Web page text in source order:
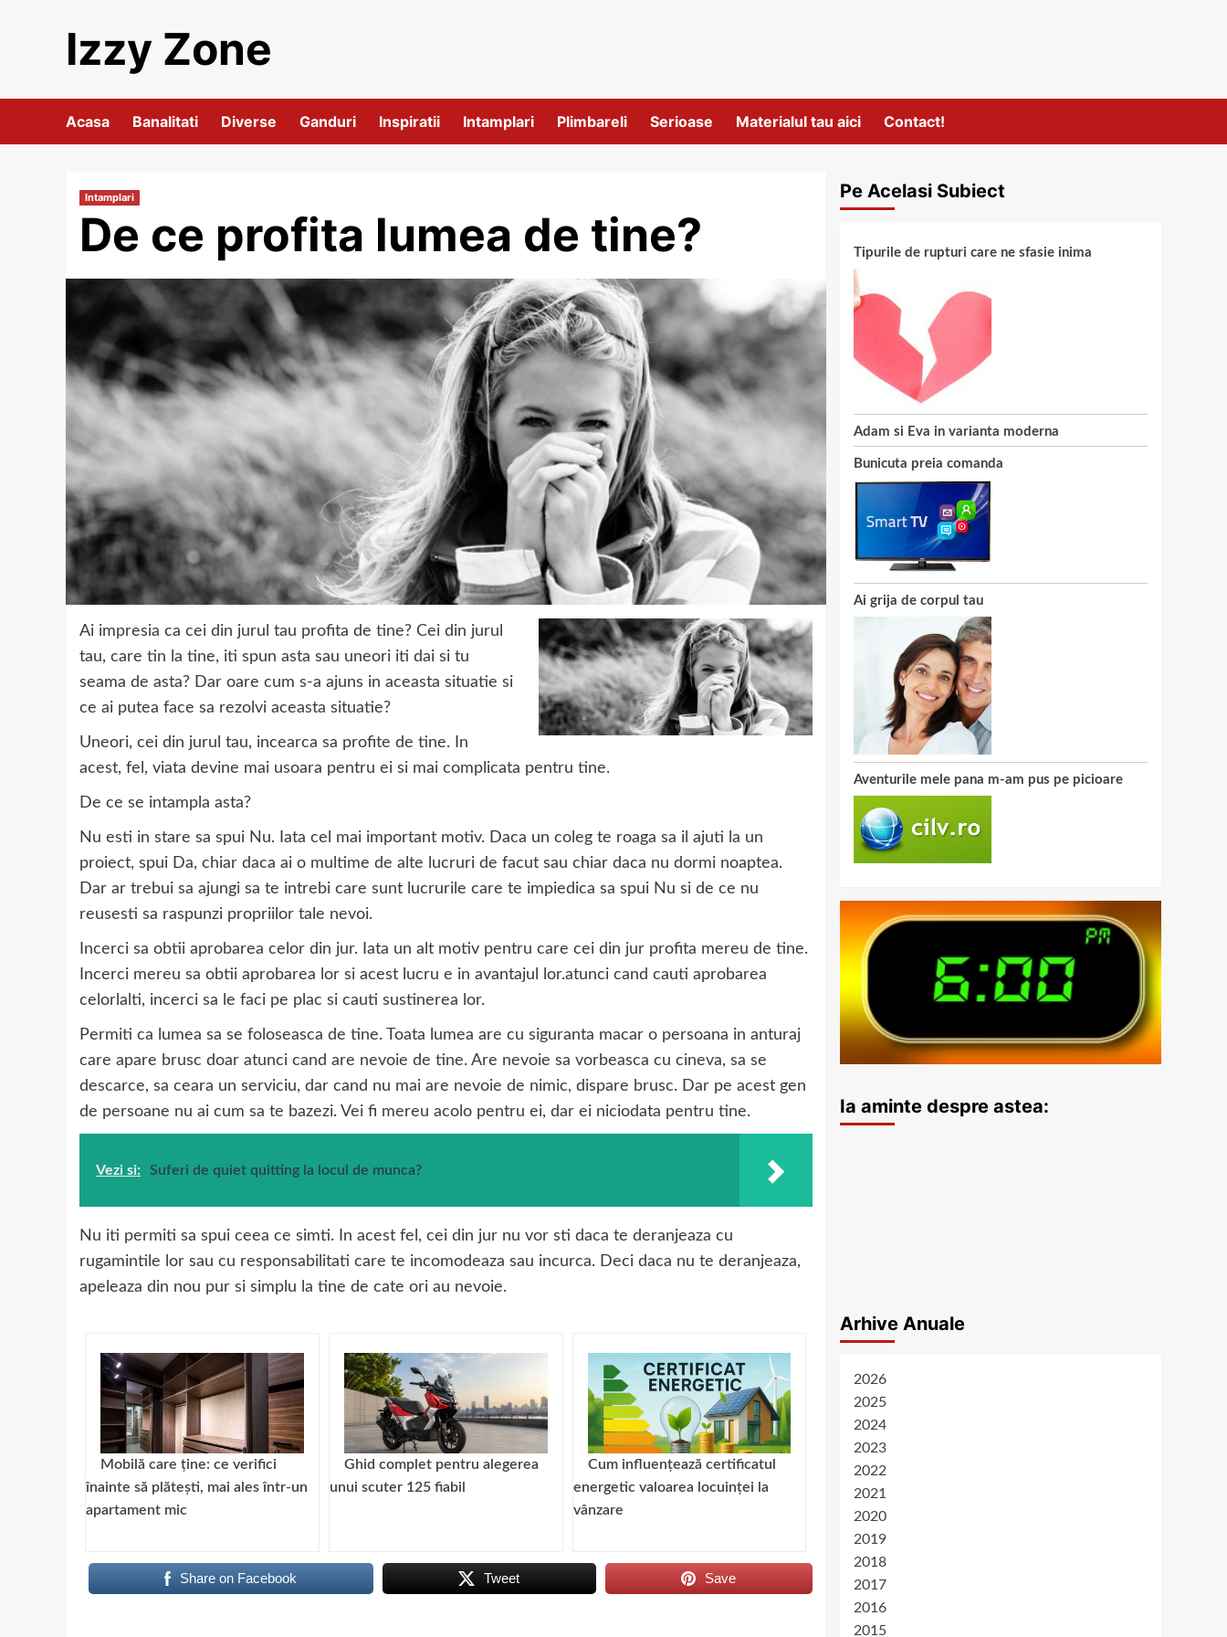
Izzy Zone
Acasa Banalitati Diverse Ganduri Inspiratii Intamplari Plimbareli Serioase Materialul tau aici Contact!
Intamplari
De ce profita lumea de tine?
Ai impresia ca cei din jurul tau profita de tine? Cei din jurul
tau, care tin la tine, iti spun asta sau uneori iti dai si tu
seama de asta? Dar oare cum s-a ajuns in aceasta situatie si
ce ai putea face sa rezolvi aceasta situatie?
Uneori, cei din jurul tau, incearca sa profite de tine. In
acest, fel, viata devine mai usoara pentru ei si mai complicata pentru tine.
De ce se intampla asta?
Nu esti in stare sa spui Nu. Iata cel mai important motiv. Daca un coleg te roaga sa il ajuti la un
proiect, spui Da, chiar daca ai o multime de alte lucruri de facut sau chiar daca nu dormi noaptea.
Dar ar trebui sa ajungi sa te intrebi care sunt lucrurile care te impiedica sa spui Nu si de ce nu
reusesti sa raspunzi propriilor tale nevoi.
Incerci sa obtii aprobarea celor din jur. Iata un alt motiv pentru care cei din jur profita mereu de tine.
Incerci mereu sa obtii aprobarea lor si acest lucru e in avantajul lor.atunci cand cauti aprobarea
celorlalti, incerci sa le faci pe plac si cauti sustinerea lor.
Permiti ca lumea sa se foloseasca de tine. Toata lumea are cu siguranta macar o persoana in anturaj
care apare brusc doar atunci cand are nevoie de tine. Are nevoie sa vorbeasca cu cineva, sa se
descarce, sa ceara un serviciu, dar cand nu mai are nevoie de nimic, dispare brusc. Dar pe acest gen
de persoane nu ai cum sa te bazezi. Vei fi mereu acolo pentru ei, dar ei niciodata pentru tine.
Vezi si: Suferi de quiet quitting la locul de munca?
Nu iti permiti sa spui ceea ce simti. In acest fel, cei din jur nu vor sti daca te deranjeaza cu
rugamintile lor sau cu responsabilitati care te incomodeaza sau incurca. Deci daca nu te deranjeaza,
apeleaza din nou pur si simplu la tine de cate ori au nevoie.
Mobilă care ține: ce verifici
înainte să plătești, mai ales într-un
apartament mic
Ghid complet pentru alegerea
unui scuter 125 fiabil
Cum influențează certificatul
energetic valoarea locuinței la
vânzare
Share on Facebook Tweet Save
Pe Acelasi Subiect
Tipurile de rupturi care ne sfasie inima
Adam si Eva in varianta moderna
Bunicuta preia comanda
Ai grija de corpul tau
Aventurile mele pana m-am pus pe picioare
Ia aminte despre astea:
Arhive Anuale
2026
2025
2024
2023
2022
2021
2020
2019
2018
2017
2016
2015